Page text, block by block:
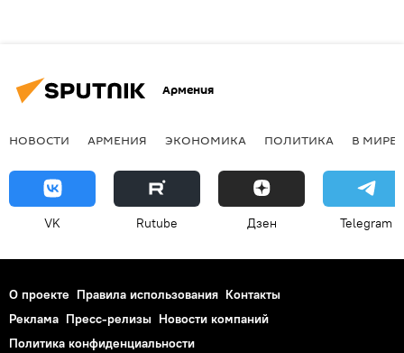
Армения
НОВОСТИ АРМЕНИЯ ЭКОНОМИКА ПОЛИТИКА В МИРЕ
VK Rutube Дзен Telegram
О проекте Правила использования Контакты
Реклама Пресс-релизы Новости компаний
Политика конфиденциальности